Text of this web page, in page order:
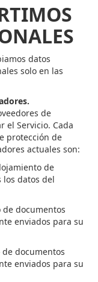
datos
solo en las
de
el Servicio. Cada
protección de
actuales son:
de
datos del
documentos
enviados para su
documentos
enviados para su